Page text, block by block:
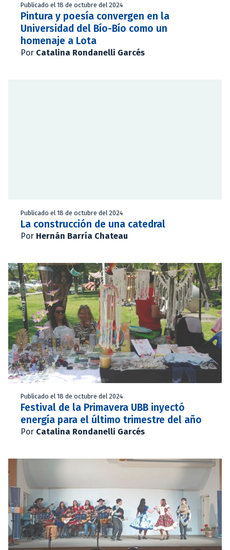
Publicado el 18 de octubre del 2024
Pintura y poesía convergen en la
Universidad del Bío-Bío como un
homenaje a Lota
Por Catalina Rondanelli Garcés
Publicado el 18 de octubre del 2024
La construcción de una catedral
Por Hernán Barría Chateau
Publicado el 18 de octubre del 2024
Festival de la Primavera UBB inyectó
energía para el último trimestre del año
Por Catalina Rondanelli Garcés